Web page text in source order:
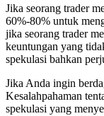
Jika seorang trader
60%-80% untuk
jika seorang trader
keuntungan yang
spekulasi bahkan
Jika Anda ingin
Kesalahpahaman
spekulasi yang